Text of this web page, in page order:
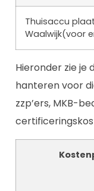
Thuisaccu
Waalwijk(voor
Hieronder zie je
hanteren voor
zzp’ers, MKB-